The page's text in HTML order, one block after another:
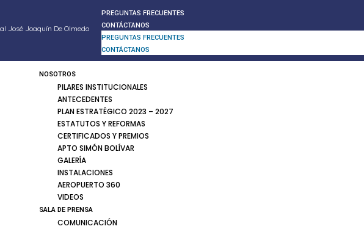
José Joaquín De Olmedo
PREGUNTAS FRECUENTES
CONTÁCTANOS
PREGUNTAS FRECUENTES
CONTÁCTANOS
NOSOTROS
PILARES INSTITUCIONALES
ANTECEDENTES
PLAN ESTRATÉGICO 2023 – 2027
ESTATUTOS Y REFORMAS
CERTIFICADOS Y PREMIOS
APTO SIMÓN BOLÍVAR
GALERÍA
INSTALACIONES
AEROPUERTO 360
VIDEOS
SALA DE PRENSA
COMUNICACIÓN